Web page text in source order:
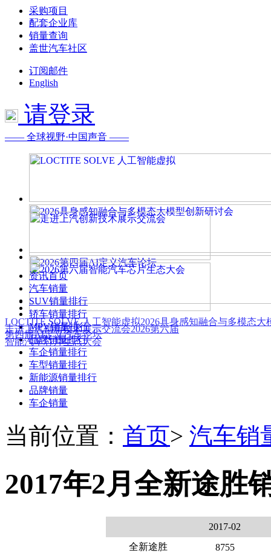
采购项目
配套企业库
销量查询
盖世汽车社区
订阅邮件
English
请登录
—— 全球视野·中国声音 ——
LOCTITE SOLVE 人工智能虚拟2026具身感知融合与多模态大
第四届AI定义汽车论坛
走进上汽创新技术展示交流会2026第六届
智能汽车芯片生态大会
资讯首页
汽车销量
SUV销量排行
轿车销量排行
MPV销量排行
品牌销量排行
车企销量排行
车型销量排行
新能源销量排行
品牌销量
车企销量
当前位置： 首页> 汽车销
2017年2月全新途胜
2017-02
全新途胜
8755